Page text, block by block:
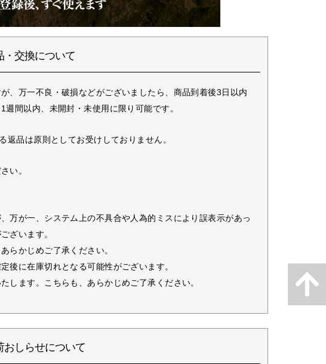
・交換について
、万一不良・破損などがございましたら、商品到着後3日以内
間以内、未開封・未使用に限り可能です。
品は原則としてお受けしておりません。
い。
万が一、システム上の不具合や人為的ミスにより誤表示があっ
ざいます。
らかじめご了承ください。
後に在庫切れとなる可能性がございます。
します。こちらも、あらかじめご了承ください。
おしらせについて